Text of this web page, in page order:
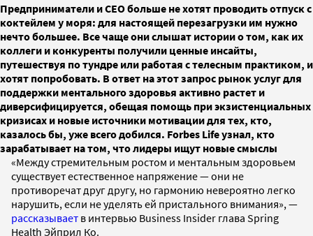
Предприниматели и СЕО больше не хотят проводить отпуск с
коктейлем у моря: для настоящей перезагрузки им нужно
нечто большее. Все чаще они слышат истории о том, как их
коллеги и конкуренты получили ценные инсайты,
путешествуя по тундре или работая с телесным практиком, и
хотят попробовать. В ответ на этот запрос рынок услуг для
поддержки ментального здоровья активно растет и
диверсифицируется, обещая помощь при экзистенциальных
кризисах и новые источники мотивации для тех, кто,
казалось бы, уже всего добился. Forbes Life узнал, кто
зарабатывает на том, что лидеры ищут новые смыслы
«Между стремительным ростом и ментальным здоровьем
существует естественное напряжение — они не
противоречат друг другу, но гармонию невероятно легко
нарушить, если не уделять ей пристального внимания», —
рассказывает в интервью Business Insider глава Spring
Health Эйприл Ко.